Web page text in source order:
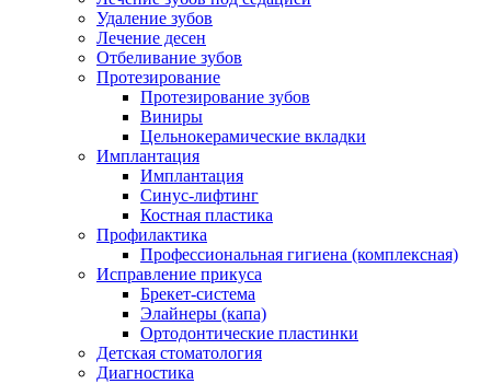
Удаление зубов
Лечение десен
Отбеливание зубов
Протезирование
Протезирование зубов
Виниры
Цельнокерамические вкладки
Имплантация
Имплантация
Синус-лифтинг
Костная пластика
Профилактика
Профессиональная гигиена (комплексная)
Исправление прикуса
Брекет-система
Элайнеры (капа)
Ортодонтические пластинки
Детская стоматология
Диагностика